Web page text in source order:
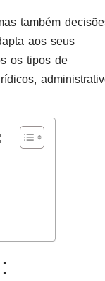
também
aos seus
os tipos de